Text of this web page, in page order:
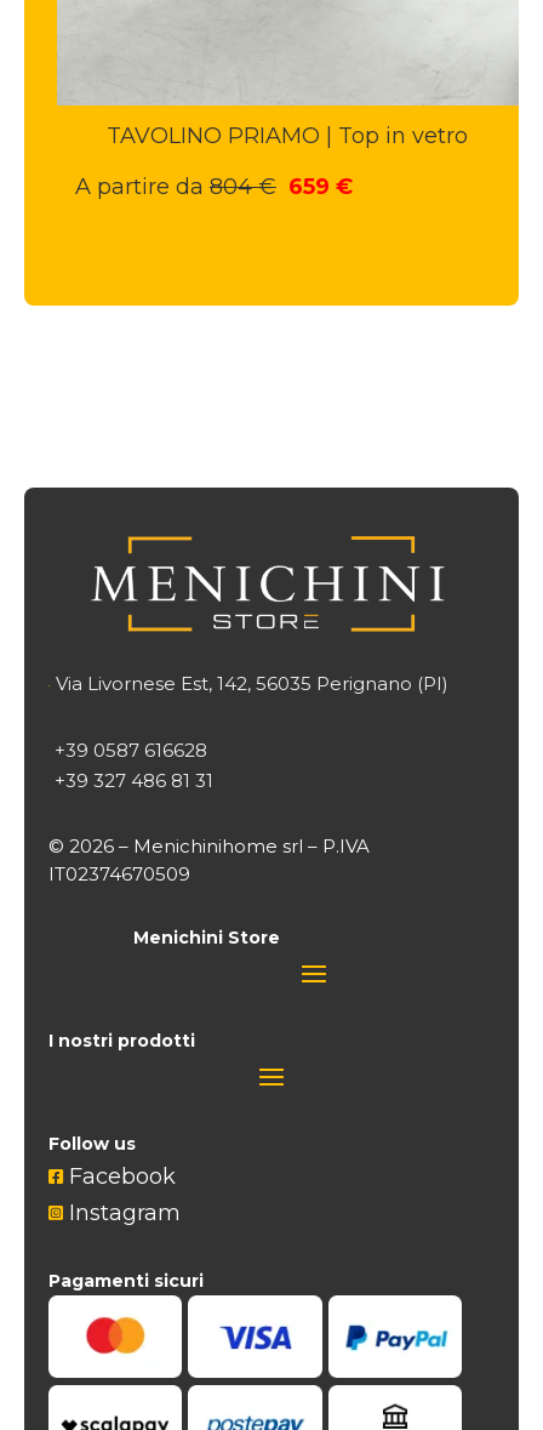
TAVOLINO PRIAMO | Top in vetro
A partire da804€ Il659 €Il
Via Livornese Est, 142, 56035 Perignano (PI)
+39 0587 616628
+39 327 486 81 31
© 2026 – Menichinihome srl – P.IVA
IT02374670509
Menichini Store
I nostri prodotti
Follow us
 Facebook
 Instagram
Pagamenti sicuri